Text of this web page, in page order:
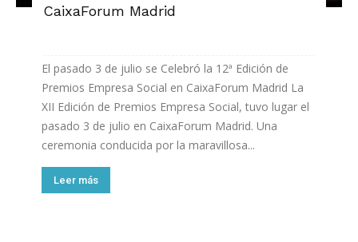
CaixaForum Madrid
El pasado 3 de julio se Celebró la 12ª Edición de
Premios Empresa Social en CaixaForum Madrid La
XII Edición de Premios Empresa Social, tuvo lugar el
pasado 3 de julio en CaixaForum Madrid. Una
ceremonia conducida por la maravillosa...
Leer más